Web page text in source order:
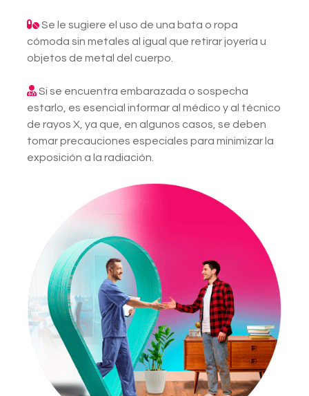
Se le sugiere el uso de una bata o ropa
cómoda sin metales al igual que retirar joyería u
objetos de metal del cuerpo.
Si se encuentra embarazada o sospecha
estarlo, es esencial informar al médico y al técnico
de rayos X, ya que, en algunos casos, se deben
tomar precauciones especiales para minimizar la
exposición a la radiación.